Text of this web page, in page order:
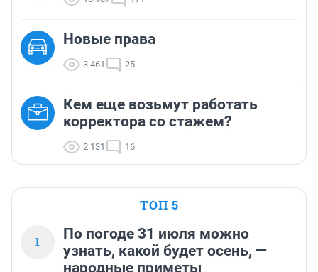
Новые права
3 461 25
Кем еще возьмут работать
корректора со стажем?
2 131 16
ТОП 5
1
По погоде 31 июля можно
узнать, какой будет осень, —
народные приметы